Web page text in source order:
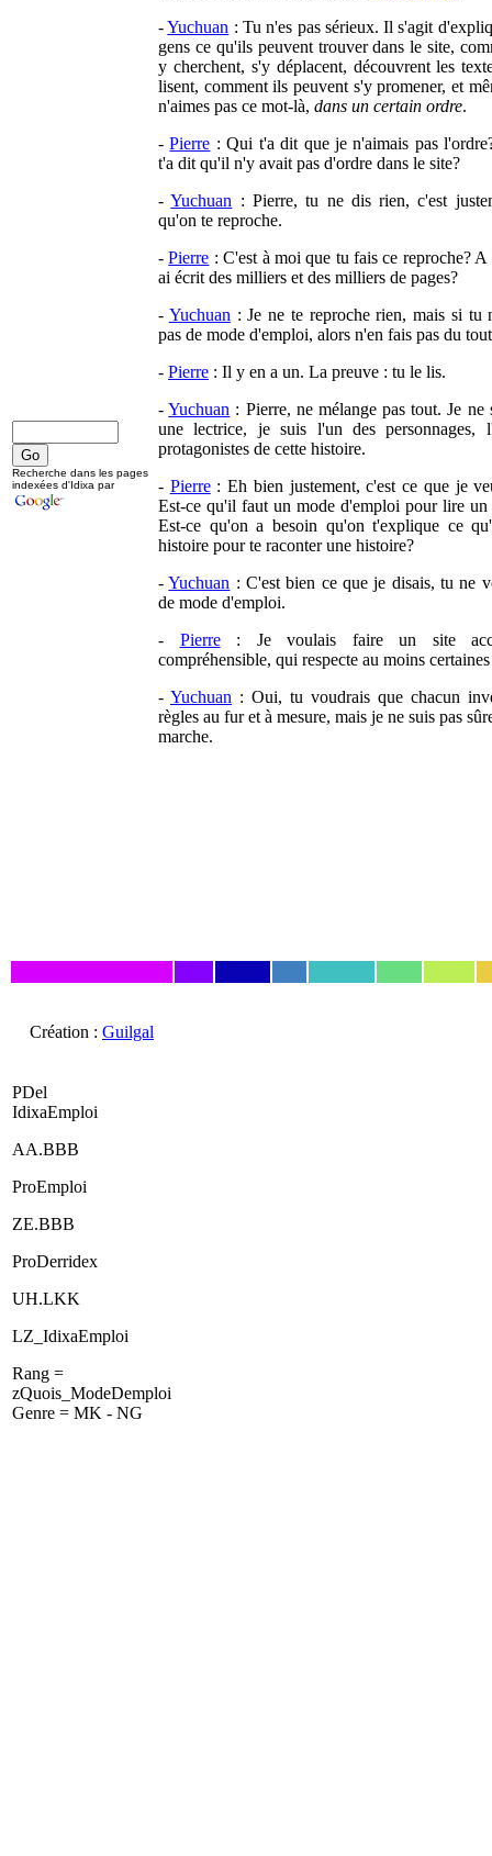
-Yuchuan : Tu n'es pas sérieux. Il s'agit
gens ce qu'ils peuvent trouver dans le site,
y cherchent, s'y déplacent, découvrent les
lisent, comment ils peuvent s'y promener, et
n'aimes pas ce mot-là, dans un certain ordre.
-Pierre : Qui t'a dit que je n'aimais pas
t'a dit qu'il n'y avait pas d'ordre dans le site?
-Yuchuan : Pierre, tu ne dis rien, c'est
qu'on te reproche.
-Pierre : C'est à moi que tu fais ce reproche?
ai écrit des milliers et des milliers de pages?
- Yuchuan : Je ne te reproche rien, mais si tu
pas de mode d'emploi, alors n'en fais pas du
- Pierre : Il y en a un. La preuve : tu le lis.
-Yuchuan : Pierre, ne mélange pas tout. Je ne
une lectrice, je suis l'un des personnages,
protagonistes de cette histoire.
- Pierre: Eh bien justement, c'est ce que je
Est-ce qu'il faut un mode d'emploi pour lire un
Est-ce qu'on a besoin qu'on t'explique ce
histoire pour te raconter une histoire?
-Yuchuan : C'est bien ce que je disais, tu ne
de mode d'emploi.
- Pierre: Je voulais faire un site
compréhensible, qui respecte au moins
- Yuchuan : Oui, tu voudrais que chacun
règles au fur et à mesure, mais je ne suis pas
marche.
Recherche dans les pages
indexées d'Idixa par
Création : Guilgal
PDel
IdixaEmploi
AA.BBB
ProEmploi
ZE.BBB
ProDerridex
UH.LKK
LZ_IdixaEmploi
Rang =
zQuois_ModeDemploi
Genre = MK - NG